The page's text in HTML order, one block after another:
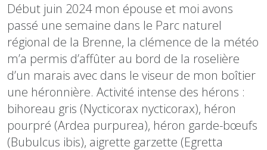
Début juin 2024 mon épouse et moi avons
passé une semaine dans le Parc naturel
régional de la Brenne, la clémence de la météo
m’a permis d’affûter au bord de la roselière
d’un marais avec dans le viseur de mon boîtier
une héronnière. Activité intense des hérons :
bihoreau gris (Nycticorax nycticorax), héron
pourpré (Ardea purpurea), héron garde-bœufs
(Bubulcus ibis), aigrette garzette (Egretta